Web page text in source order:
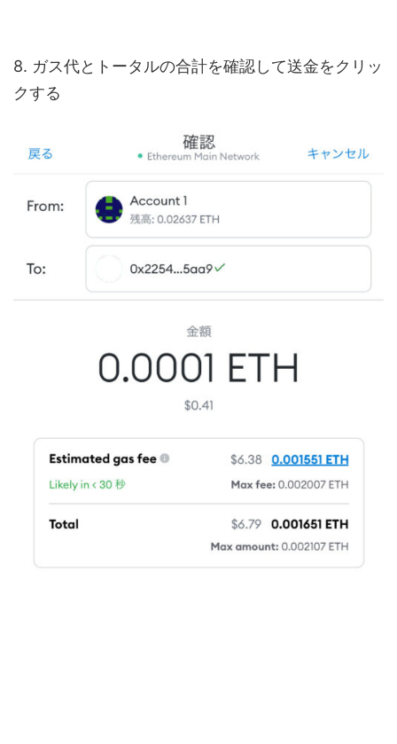
8. ガス代とトータルの合計を確認して送金をクリッ
クする